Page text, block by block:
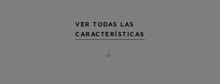
VER TODAS LAS
CARACTERÍSTICAS